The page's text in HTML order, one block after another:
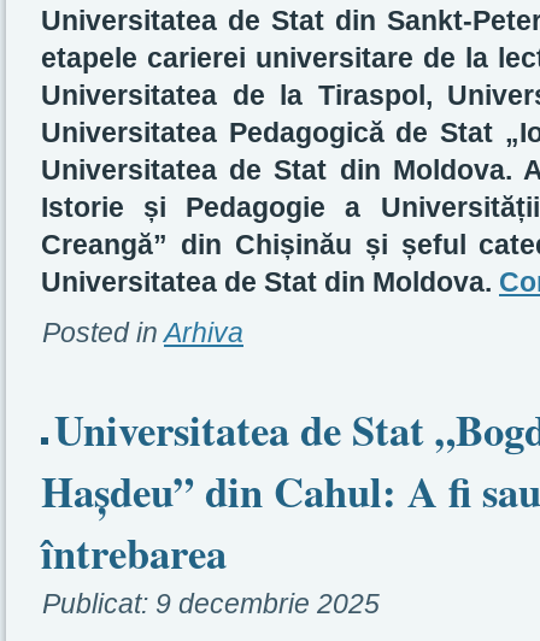
Universitatea de Stat din Sankt-
etapele carierei universitare de la
Universitatea de la Tiraspol,
Universitatea Pedagogică de Stat
Universitatea de Stat din Moldova.
Istorie și Pedagogie a
Creangă” din Chișinău și șeful
Universitatea de Stat din Moldova.
Posted in Arhiva
Universitatea de Stat
Hașdeu” din Cahul: A fi
întrebarea
Publicat: 9 decembrie 2025